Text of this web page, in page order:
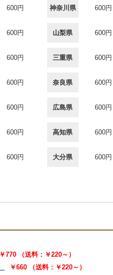
600円 神奈川県 600円
600円 山梨県 600円
600円 三重県 600円
600円 奈良県 600円
600円 広島県 600円
600円 高知県 600円
600円 大分県 600円
￥770 （送料：￥220～）
￥660 （送料：￥220～）